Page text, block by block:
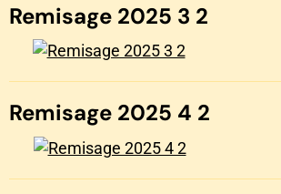
Remisage 2025 3 2
Remisage 2025 4 2